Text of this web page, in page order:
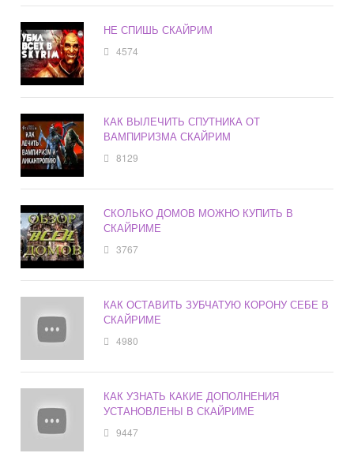
НЕ СПИШЬ СКАЙРИМ
4574
КАК ВЫЛЕЧИТЬ СПУТНИКА ОТ
ВАМПИРИЗМА СКАЙРИМ
8129
СКОЛЬКО ДОМОВ МОЖНО КУПИТЬ В
СКАЙРИМЕ
3767
КАК ОСТАВИТЬ ЗУБЧАТУЮ КОРОНУ СЕБЕ В
СКАЙРИМЕ
4980
КАК УЗНАТЬ КАКИЕ ДОПОЛНЕНИЯ
УСТАНОВЛЕНЫ В СКАЙРИМЕ
9447